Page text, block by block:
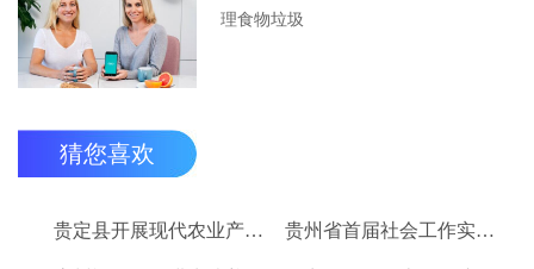
理食物垃圾
猜您喜欢
贵定县开展现代农业产业“稻+N”田间示范技术培训 贵州省首届社会工作实务技能大赛启动